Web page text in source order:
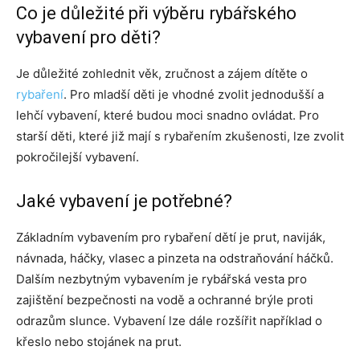
Co je důležité při výběru rybářského
vybavení pro děti?
Je důležité zohlednit věk, zručnost a zájem dítěte o
rybaření. Pro mladší děti je vhodné zvolit jednodušší a
lehčí vybavení, které budou moci snadno ovládat. Pro
starší děti, které již mají s rybařením zkušenosti, lze zvolit
pokročilejší vybavení.
Jaké vybavení je potřebné?
Základním vybavením pro rybaření dětí je prut, naviják,
návnada, háčky, vlasec a pinzeta na odstraňování háčků.
Dalším nezbytným vybavením je rybářská vesta pro
zajištění bezpečnosti na vodě a ochranné brýle proti
odrazům slunce. Vybavení lze dále rozšířit například o
křeslo nebo stojánek na prut.